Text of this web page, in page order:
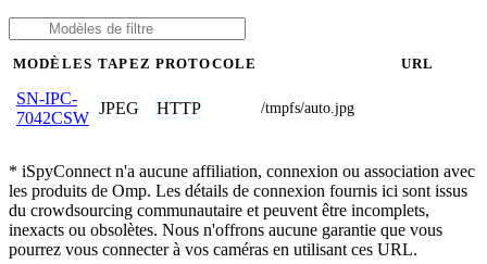
MODÈLES TAPEZ PROTOCOLE URL
SN-IPC-
7042CSW
JPEG HTTP /tmpfs/auto.jpg
* iSpyConnect n'a aucune affiliation, connexion ou association avec
les produits de Omp. Les détails de connexion fournis ici sont issus
du crowdsourcing communautaire et peuvent être incomplets,
inexacts ou obsolètes. Nous n'offrons aucune garantie que vous
pourrez vous connecter à vos caméras en utilisant ces URL.